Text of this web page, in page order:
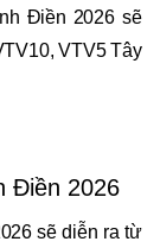
Điền 2026 sẽ
VTV5 Tây
Điền 2026
sẽ diễn ra từ